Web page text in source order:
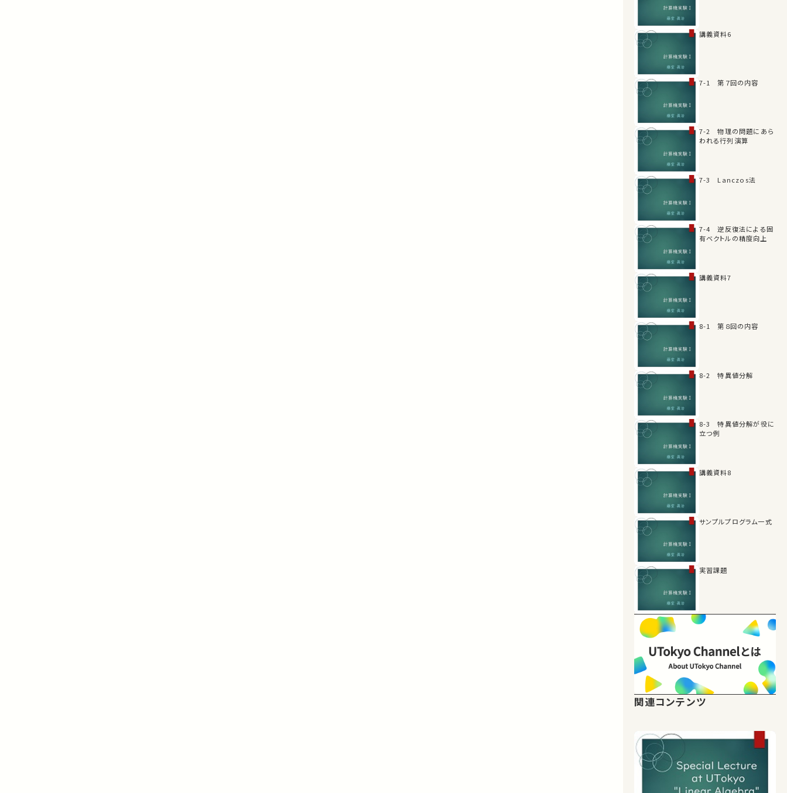
講義資料6
7-1 第７回の内容
7-2 物理の問題にあら
われる行列演算
7-3 Lanczos法
7-4 逆反復法による固
有ベクトルの精度向上
講義資料7
8-1 第８回の内容
8-2 特異値分解
8-3 特異値分解が役に
立つ例
講義資料8
サンプルプログラム一式
実習課題
関連コンテンツ